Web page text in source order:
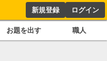
新規登録 ログイン
お題を出す 職人